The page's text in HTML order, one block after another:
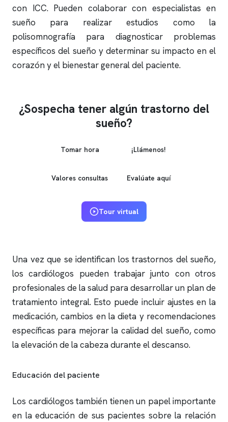
con ICC. Pueden colaborar con especialistas en
sueño para realizar estudios como la
polisomnografía para diagnosticar problemas
específicos del sueño y determinar su impacto en el
corazón y el bienestar general del paciente.
¿Sospecha tener algún trastorno del
sueño?
Tomar hora ¡Llámenos!
Valores consultas Evalúate aquí
Tour virtual
Una vez que se identifican los trastornos del sueño,
los cardiólogos pueden trabajar junto con otros
profesionales de la salud para desarrollar un plan de
tratamiento integral. Esto puede incluir ajustes en la
medicación, cambios en la dieta y recomendaciones
específicas para mejorar la calidad del sueño, como
la elevación de la cabeza durante el descanso.
Educación del paciente
Los cardiólogos también tienen un papel importante
en la educación de sus pacientes sobre la relación